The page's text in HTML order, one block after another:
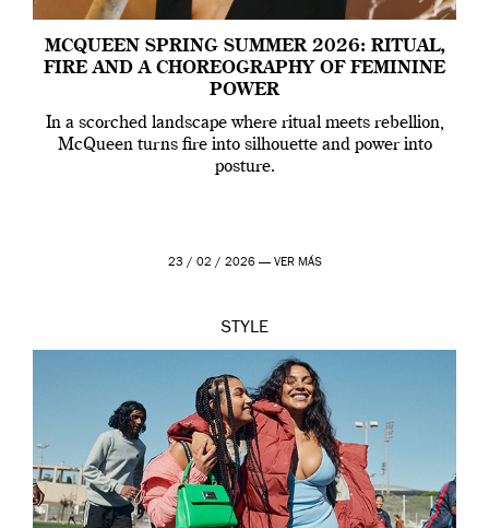
MCQUEEN SPRING SUMMER 2026: RITUAL,
FIRE AND A CHOREOGRAPHY OF FEMININE
POWER
In a scorched landscape where ritual meets rebellion,
McQueen turns fire into silhouette and power into
posture.
23 / 02 / 2026 — VER MÁS
STYLE